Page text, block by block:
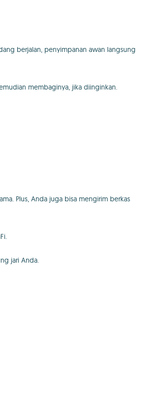
berjalan, penyimpanan awan langsung
membaginya, jika diinginkan.
Plus, Anda juga bisa mengirim berkas
jari Anda.